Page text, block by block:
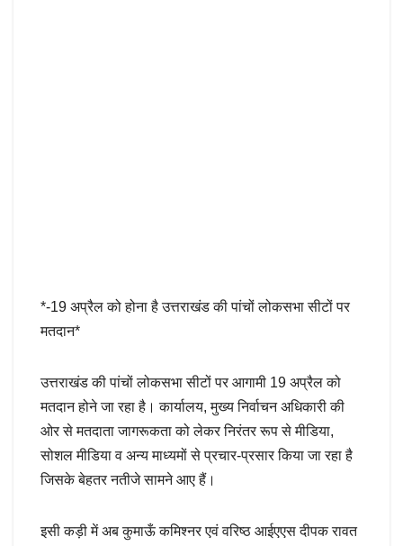
*-19 अप्रैल को होना है उत्तराखंड की पांचों लोकसभा सीटों पर
मतदान*
उत्तराखंड की पांचों लोकसभा सीटों पर आगामी 19 अप्रैल को
मतदान होने जा रहा है। कार्यालय, मुख्य निर्वाचन अधिकारी की
ओर से मतदाता जागरूकता को लेकर निरंतर रूप से मीडिया,
सोशल मीडिया व अन्य माध्यमों से प्रचार-प्रसार किया जा रहा है
जिसके बेहतर नतीजे सामने आए हैं।
इसी कड़ी में अब कुमाऊँ कमिश्नर एवं वरिष्ठ आईएएस दीपक रावत